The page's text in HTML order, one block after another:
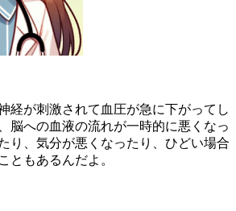
経が刺激されて血圧が急に下がってし
脳への血液の流れが一時的に悪くなっ
り、気分が悪くなったり、ひどい場合
ともあるんだよ。